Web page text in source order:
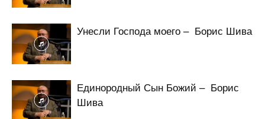
Унесли Господа моего – Борис Шива
Единородный Сын Божий – Борис
Шива